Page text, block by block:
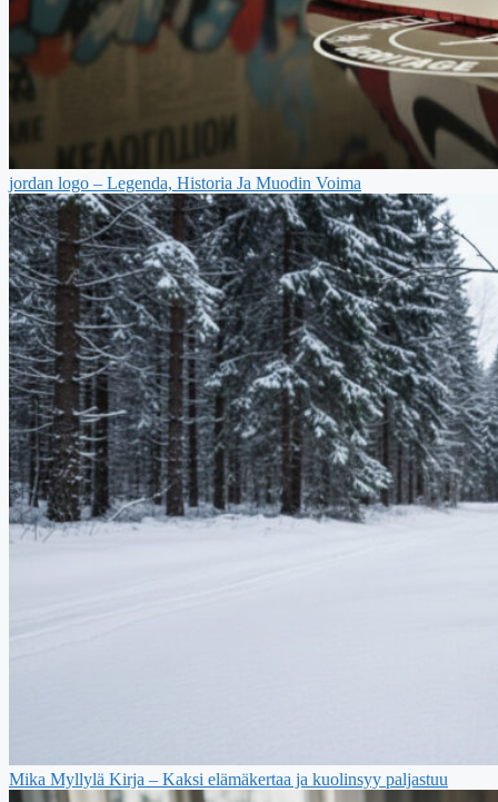
jordan logo – Legenda, Historia Ja Muodin Voima
Mika Myllylä Kirja – Kaksi elämäkertaa ja kuolinsyy paljastuu